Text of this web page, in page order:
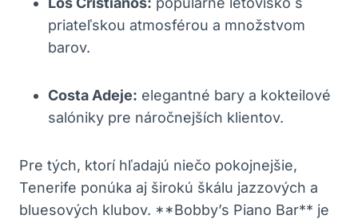
priateľskou atmosférou a množstvom
barov.
Costa Adeje: elegantné bary a kokteilové
salóniky pre náročnejších klientov.
Pre tých, ktorí hľadajú niečo pokojnejšie,
Tenerife ponúka aj širokú škálu jazzových a
bluesových klubov. **Bobby’s Piano Bar** je